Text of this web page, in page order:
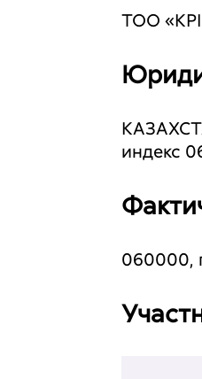
ТОО
индекс
060000,